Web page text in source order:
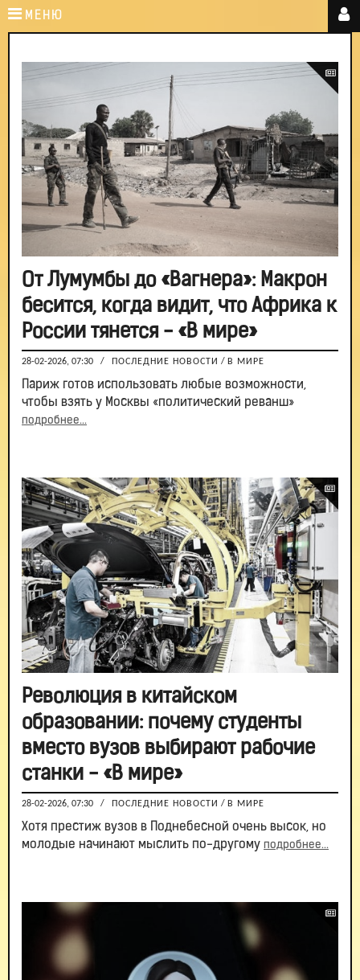
МЕНЮ
От Лумумбы до «Вагнера»: Макрон
бесится, когда видит, что Африка к
России тянется - «В мире»
28-02-2026, 07:30 / ПОСЛЕДНИЕ НОВОСТИ / В МИРЕ
Париж готов использовать любые возможности,
чтобы взять у Москвы «политический реванш»
подробнее...
Революция в китайском
образовании: почему студенты
вместо вузов выбирают рабочие
станки - «В мире»
28-02-2026, 07:30 / ПОСЛЕДНИЕ НОВОСТИ / В МИРЕ
Хотя престиж вузов в Поднебесной очень высок, но
молодые начинают мыслить по-другому подробнее...